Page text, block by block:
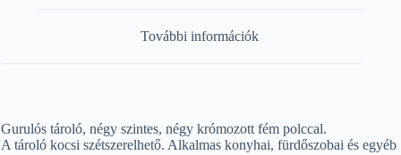
További információk
Gurulós tároló, négy szintes, négy krómozott fém polccal.
A tároló kocsi szétszerelhető. Alkalmas konyhai, fürdőszobai és egyéb